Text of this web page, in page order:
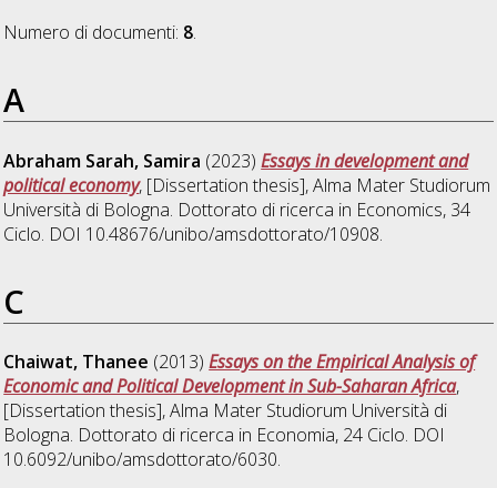
Numero di documenti: 8.
A
Abraham Sarah, Samira (2023)Essays in development and
political economy, [Dissertation thesis], Alma Mater Studiorum
Università di Bologna. Dottorato di ricerca in Economics, 34
Ciclo. DOI 10.48676/unibo/amsdottorato/10908.
C
Chaiwat, Thanee (2013)Essays on the Empirical Analysis of
Economic and Political Development in Sub-Saharan Africa,
[Dissertation thesis], Alma Mater Studiorum Università di
Bologna. Dottorato di ricerca in Economia, 24 Ciclo. DOI
10.6092/unibo/amsdottorato/6030.